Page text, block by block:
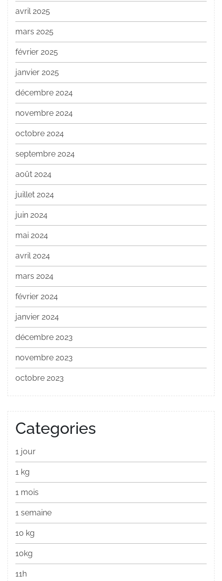
avril 2025
mars 2025
février 2025
janvier 2025
décembre 2024
novembre 2024
octobre 2024
septembre 2024
août 2024
juillet 2024
juin 2024
mai 2024
avril 2024
mars 2024
février 2024
janvier 2024
décembre 2023
novembre 2023
octobre 2023
Categories
1 jour
1 kg
1 mois
1 semaine
10 kg
10kg
11h